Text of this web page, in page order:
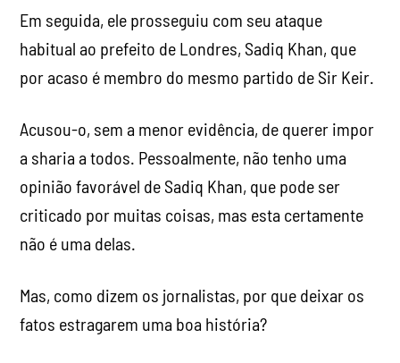
Em seguida, ele prosseguiu com seu ataque
habitual ao prefeito de Londres, Sadiq Khan, que
por acaso é membro do mesmo partido de Sir Keir.
Acusou-o, sem a menor evidência, de querer impor
a sharia a todos. Pessoalmente, não tenho uma
opinião favorável de Sadiq Khan, que pode ser
criticado por muitas coisas, mas esta certamente
não é uma delas.
Mas, como dizem os jornalistas, por que deixar os
fatos estragarem uma boa história?